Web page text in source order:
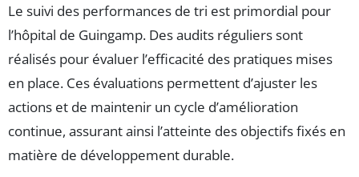
Le suivi des performances de tri est primordial pour
l’hôpital de Guingamp. Des audits réguliers sont
réalisés pour évaluer l’efficacité des pratiques mises
en place. Ces évaluations permettent d’ajuster les
actions et de maintenir un cycle d’amélioration
continue, assurant ainsi l’atteinte des objectifs fixés en
matière de développement durable.